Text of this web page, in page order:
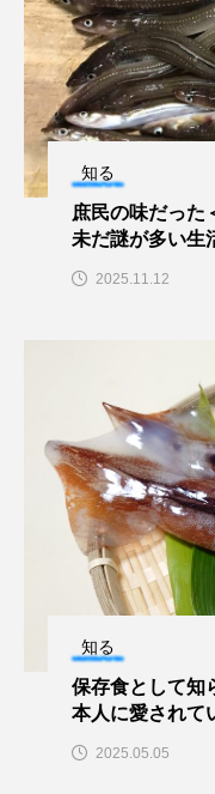
キジハタ キス
キビナゴ キュ
ギギ ギンザケ
クサガメ
クモギンポ ク
グラミー グル
ケープペンギン
コウテイペンギン
コガタペンギン
コクチバス
コトクラゲ コ
コブシメ
知る
庶民の味だっ
未だ謎が多い生
2025.11.12
知る
保存食として知
本人に愛されて
2025.05.05